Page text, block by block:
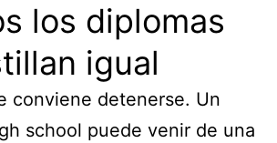
los diplomas
igual
conviene detenerse. Un
school puede venir de una